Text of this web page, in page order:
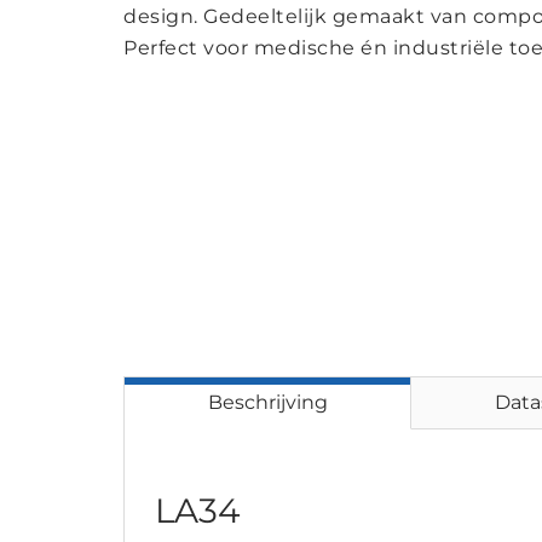
design. Gedeeltelijk gemaakt van
Perfect voor medische én industriële
Beschrijving
LA34